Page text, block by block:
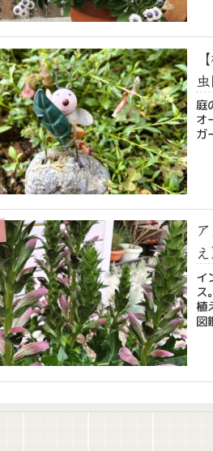
庭
オ
ガ
イ
ス
植
図